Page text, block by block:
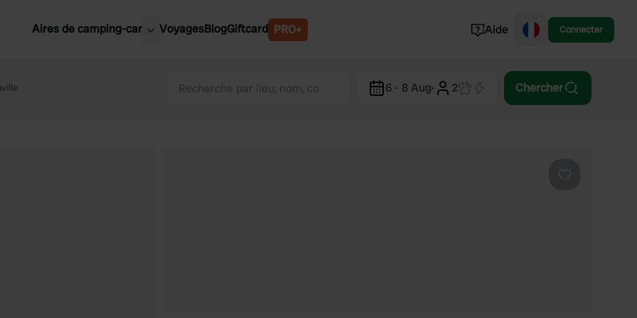
Aires de camping-car
Slovénie
VoyagesBlogGiftcard PRO+ Aide Connecter
6 - 8 Aug· 2 Chercher